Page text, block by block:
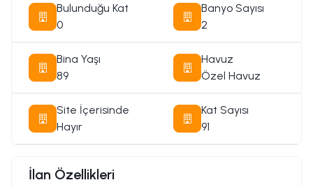
🔶Merkezi internet ve uydu alt yapısı hazır
🔶Yatak odaları lamine parke
🔶Isı ve ses izolasyonlu alüminyum doğramalar
Bulunduğu Kat
0
Banyo Sayısı
2
Bina Yaşı
89
Havuz
Özel Havuz
Site İçerisinde
Hayır
Kat Sayısı
91
İlan Özellikleri